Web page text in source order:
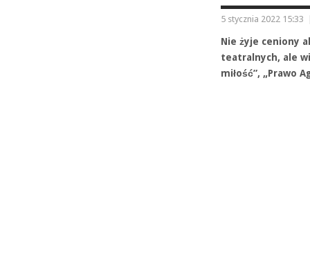
5 stycznia 2022 15:33
Nie żyje ceniony
teatralnych, ale
miłość”, „Prawo